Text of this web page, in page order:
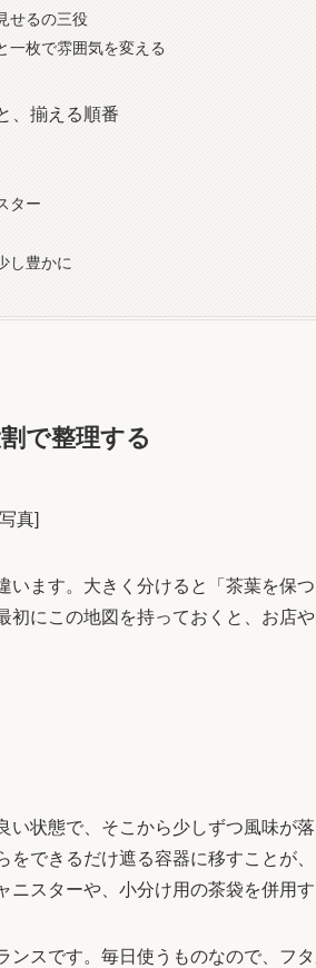
せるの三役
一枚で雰囲気を変える
、揃える順番
ター
し豊かに
で整理する
真]
います。大きく分けると「茶葉を保
にこの地図を持っておくと、お店
状態で、そこから少しずつ風味が
できるだけ遮る容器に移すことが
スターや、小分け用の茶袋を併用す
スです。毎日使うものなので、フ